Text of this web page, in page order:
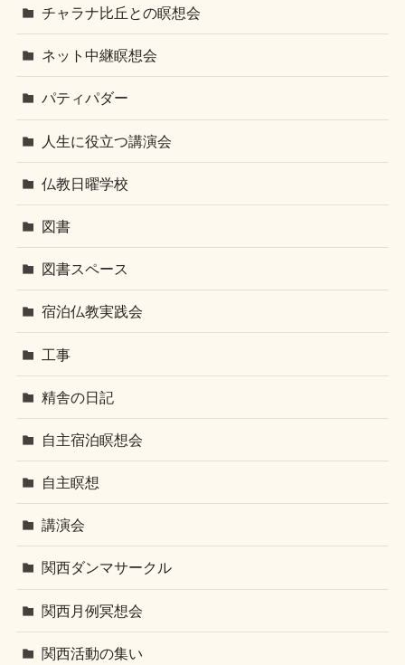
チャラナ比丘との瞑想会
ネット中継瞑想会
パティパダー
人生に役立つ講演会
仏教日曜学校
図書
図書スペース
宿泊仏教実践会
工事
精舎の日記
自主宿泊瞑想会
自主瞑想
講演会
関西ダンマサークル
関西月例冥想会
関西活動の集い